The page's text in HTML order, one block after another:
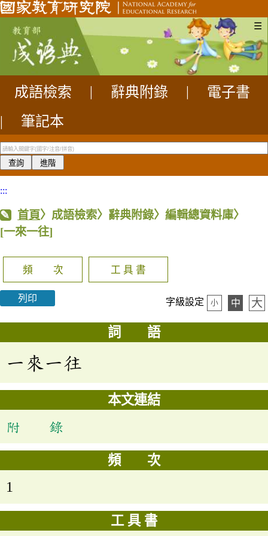
☰
成語檢索 辭典附錄
電子書
|
筆記本
:::
首頁〉成語檢索〉辭典附錄〉編輯總資料庫〉
[一來一往]
頻 次 工 具 書
列印 字級設定 小 中 大
詞 語
一來一往
本文連結
附 錄
頻 次
1
工 具 書